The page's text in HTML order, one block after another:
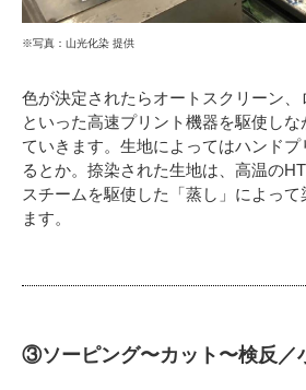
※写真：山光化染 提供
色が決定されたらオートスクリーン
といった高速プリント機器を駆使し
ていきます。生地によってはハンド
るとか。捺染された生地は、高温の
スチームを駆使した「蒸し」によっ
ます。
③ソーピング〜カット〜検反／